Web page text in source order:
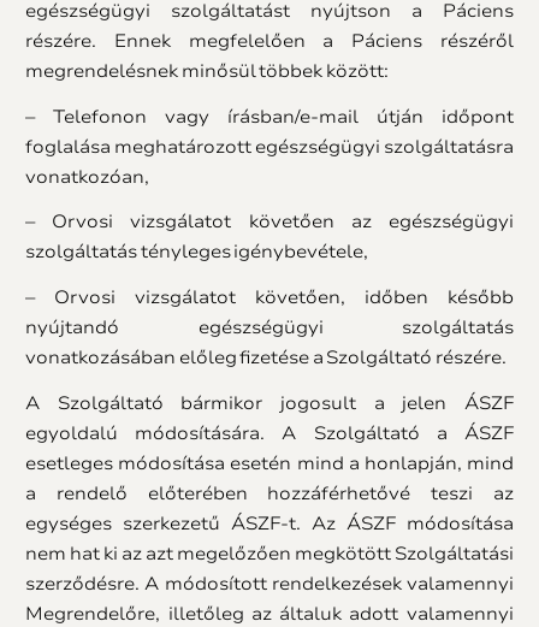
egészségügyi szolgáltatást nyújtson a Páciens
részére. Ennek megfelelően a Páciens részéről
megrendelésnek minősül többek között:
– Telefonon vagy írásban/e-mail útján időpont
foglalása meghatározott egészségügyi szolgáltatásra
vonatkozóan,
– Orvosi vizsgálatot követően az egészségügyi
szolgáltatás tényleges igénybevétele,
– Orvosi vizsgálatot követően, időben később
nyújtandó egészségügyi szolgáltatás
vonatkozásában előleg fizetése a Szolgáltató részére.
A Szolgáltató bármikor jogosult a jelen ÁSZF
egyoldalú módosítására. A Szolgáltató a ÁSZF
esetleges módosítása esetén mind a honlapján, mind
a rendelő előterében hozzáférhetővé teszi az
egységes szerkezetű ÁSZF-t. Az ÁSZF módosítása
nem hat ki az azt megelőzően megkötött Szolgáltatási
szerződésre. A módosított rendelkezések valamennyi
Megrendelőre, illetőleg az általuk adott valamennyi